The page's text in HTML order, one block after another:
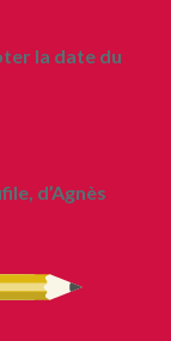
la date du
d’Agnès